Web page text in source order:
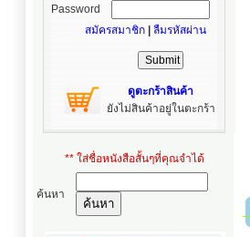
Password
สมัครสมาชิก
ลืมรหัสผ่าน
ดูตะกร้าสินค้า
ยังไม่สินค้าอยู่ในตะกร้า
** ใส่ชื่อหนังสือสั้นๆที่คุณจำได้
ค้นหา